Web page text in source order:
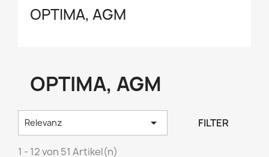
OPTIMA, AGM
OPTIMA, AGM
Relevanz  FILTER
1 - 12 von 51 Artikel(n)